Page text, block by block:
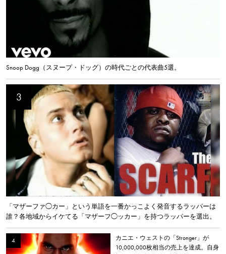
Snoop Dogg（スヌープ・ドッグ）の時代ごとの代表曲5選。
「マザーファ◯カー」という単語を一番かっこよく発音するラッパーは
誰？各地域からイケてる「マザーフ◯ッカー」を持つラッパーを選出。
カニエ・ウェストの「Stronger」が
10,000,000枚相当の売上を達成。自身